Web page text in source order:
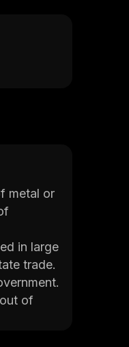
metal or
in large
trade.
of